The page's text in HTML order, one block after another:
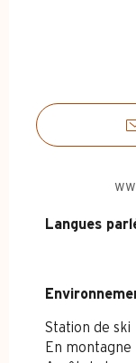
Langues
Langues
Station de ski
En montagne